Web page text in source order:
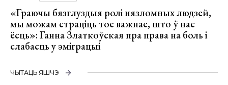
«Граючы бязглуздыя ролі нязломных людзей,
мы можам страціць тое важнае, што ў нас
ёсць»: Ганна Златкоўская пра права на боль і
слабасць у эміграцыі
ЧЫТАЦЬ ЯШЧЭ